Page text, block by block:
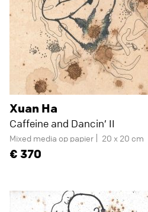
Xuan Ha
Caffeine and Dancin’ II
Mixed media op papier 20 x 20 cm
370